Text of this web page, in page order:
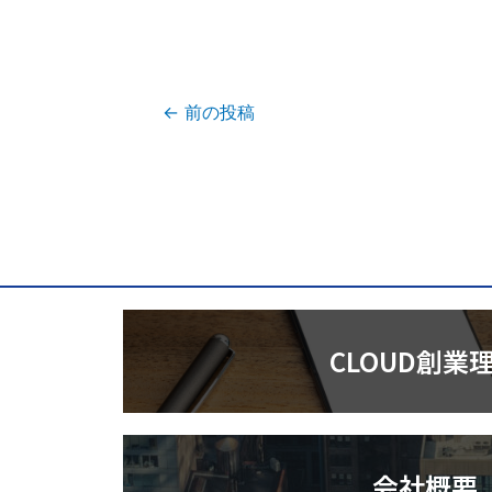
← 前の投稿
CLOUD創業